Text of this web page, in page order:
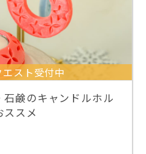
スト受付中
鹸のキャンドルホル
ススメ